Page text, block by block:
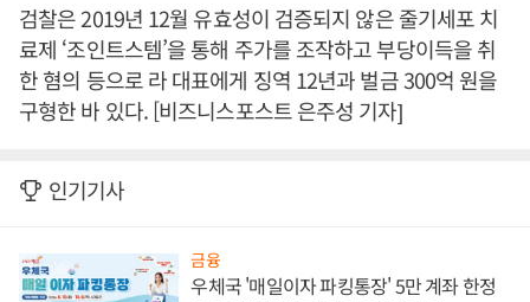
검찰은 2019년 12월 유효성이 검증되지 않은 줄기세포 치
료제 ‘조인트스템’을 통해 주가를 조작하고 부당이득을 취
한 혐의 등으로 라 대표에게 징역 12년과 벌금 300억 원을
구형한 바 있다. [비즈니스포스트 은주성 기자]
인기기사
금융
우체국 '매일이자 파킹통장' 5만 계좌 한정